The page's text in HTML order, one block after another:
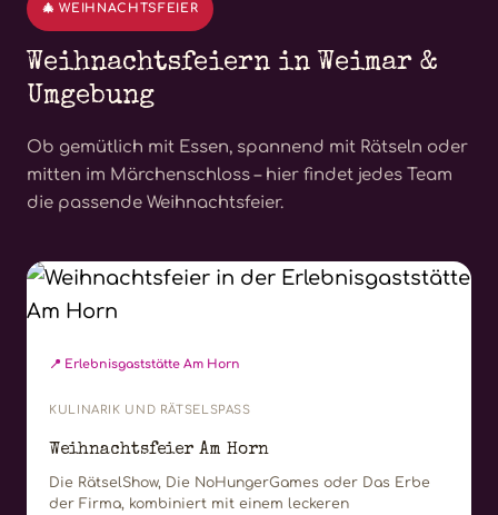
🎄 WEIHNACHTSFEIER
Weihnachtsfeiern in Weimar &
Umgebung
Ob gemütlich mit Essen, spannend mit Rätseln oder
mitten im Märchenschloss – hier findet jedes Team
die passende Weihnachtsfeier.
📍 Erlebnisgaststätte Am Horn
KULINARIK UND RÄTSELSPASS
Weihnachtsfeier Am Horn
Die RätselShow, Die NoHungerGames oder Das Erbe
der Firma, kombiniert mit einem leckeren